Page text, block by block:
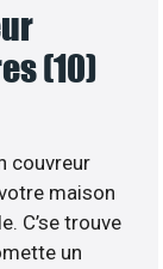
(10)
couvreur
maison
C’se trouve
un